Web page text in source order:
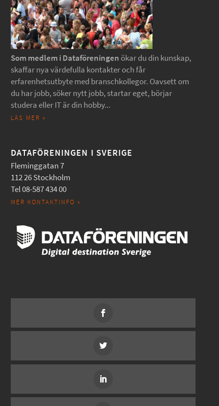
Som medlem i Dataföreningen ökar du din kunskap,
skaffar nya värdefulla kontakter och får
erfarenhetsutbyte med branschkollegor. Oavsett om
du har jobb, söker nytt jobb, startar eget, börjar
studera eller IT är din hobby...
LÄS MER »
DATAFÖRENINGEN I SVERIGE
Fleminggatan 7
112 26 Stockholm
Tel 08-587 434 00
MER KONTAKTINFO »